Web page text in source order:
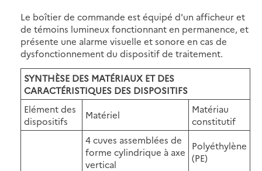
Le boîtier de commande est équipé d'un afficheur et
de témoins lumineux fonctionnant en permanence, et
présente une alarme visuelle et sonore en cas de
dysfonctionnement du dispositif de traitement.
SYNTHÈSE DES MATÉRIAUX ET DES
CARACTÉRISTIQUES DES DISPOSITIFS
Elément des
dispositifs
Matériel
Matériau
constitutif
4 cuves assemblées de
forme cylindrique à axe
vertical
Polyéthylène
(PE)